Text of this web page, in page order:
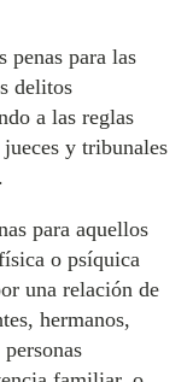
penas para las
delitos
a las reglas
y tribunales
para aquellos
o psíquica
una relación de
hermanos,